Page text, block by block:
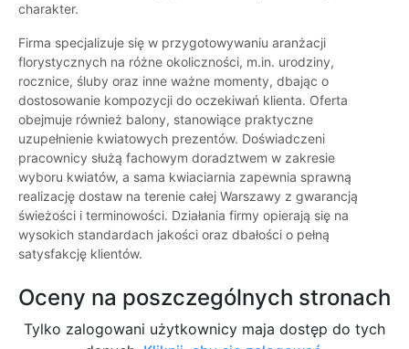
charakter.
Firma specjalizuje się w przygotowywaniu aranżacji
florystycznych na różne okoliczności, m.in. urodziny,
rocznice, śluby oraz inne ważne momenty, dbając o
dostosowanie kompozycji do oczekiwań klienta. Oferta
obejmuje również balony, stanowiące praktyczne
uzupełnienie kwiatowych prezentów. Doświadczeni
pracownicy służą fachowym doradztwem w zakresie
wyboru kwiatów, a sama kwiaciarnia zapewnia sprawną
realizację dostaw na terenie całej Warszawy z gwarancją
świeżości i terminowości. Działania firmy opierają się na
wysokich standardach jakości oraz dbałości o pełną
satysfakcję klientów.
Oceny na poszczególnych stronach
Tylko zalogowani użytkownicy maja dostęp do tych